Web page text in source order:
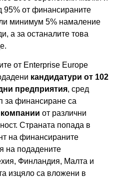
95% от финансираните
минимум 5% намаление
а за останалите това
от Enterprise Europe
кандидатури от 102
предприятия, сред
за финансиране са
от различни
Страната попада в
на финансираните
на подадените
Финландия, Малта и
изцяло са вложени в